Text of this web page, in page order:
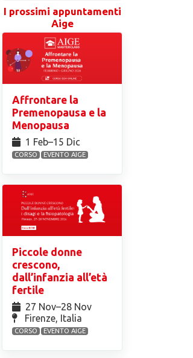
I prossimi appuntamenti
Aige
Affrontare la
Premenopausa e la
Menopausa
1 Feb⁠–15 Dic
CORSO EVENTO AIGE
Piccole donne
crescono,
dall’infanzia all’età
fertile
27 Nov⁠–28 Nov
Firenze, Italia
CORSO EVENTO AIGE